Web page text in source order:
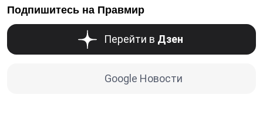
Подпишитесь на Правмир
Перейти в Дзен
Google Новости